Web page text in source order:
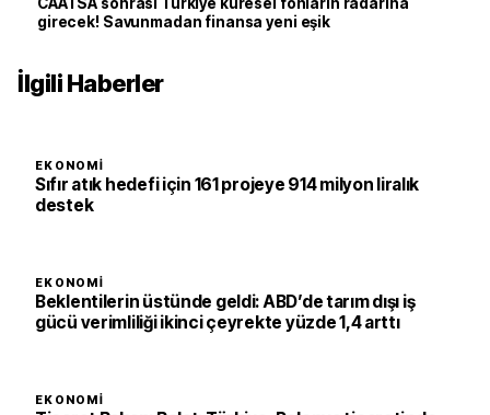
CAATSA sonrası Türkiye küresel fonların radarına
girecek! Savunmadan finansa yeni eşik
İlgili Haberler
EKONOMI
Sıfır atık hedefi için 161 projeye 914 milyon liralık
destek
EKONOMI
Beklentilerin üstünde geldi: ABD’de tarım dışı iş
gücü verimliliği ikinci çeyrekte yüzde 1,4 arttı
EKONOMI